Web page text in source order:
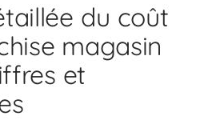
du coût
magasin
et